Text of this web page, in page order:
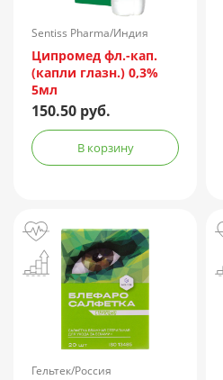
Sentiss Pharma/Индия
Ципромед фл.-кап.
(капли глазн.) 0,3%
5мл
150.50 руб.
В корзину
Гельтек/Россия